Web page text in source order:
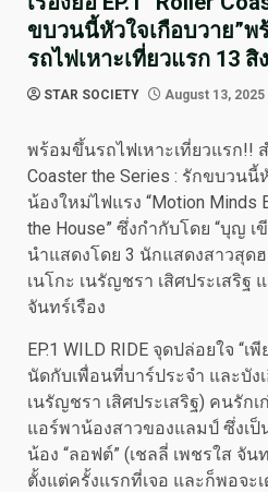
ขบวนนี้หัวใจเกือบวาย”
รถไฟเหาะเที่ยวแรก 13
STAR SOCIETY August 13, 2025
พร้อมขึ้นรถไฟเหาะเที่ยวแรก!!
Coaster the Series : รักขบวนนี้
น้องใหม่ไฟแรง “Motion Minds
the House” ซึ่งกำกับโดย “บุญ
นำแสดงโดย 3 นักแสดงสาวสุ
เนโกะ เนรัญชรา เสิศประเสริฐ
จันทร์เรือง
EP.1 WILD RIDE จุดปล่อยใจ “
นัดกับเพื่อนที่บาร์ประจำ และบังเ
เนรัญชรา เสิศประเสริฐ) คนรัก
แอร์พาน้องสาวของแลมป์ ซึ่งเ
น้อง “ลอฟต์” (เชลลี่ เพชรใส จั
ตั้งแต่ครั้งแรกที่เจอ และก็พอจะ